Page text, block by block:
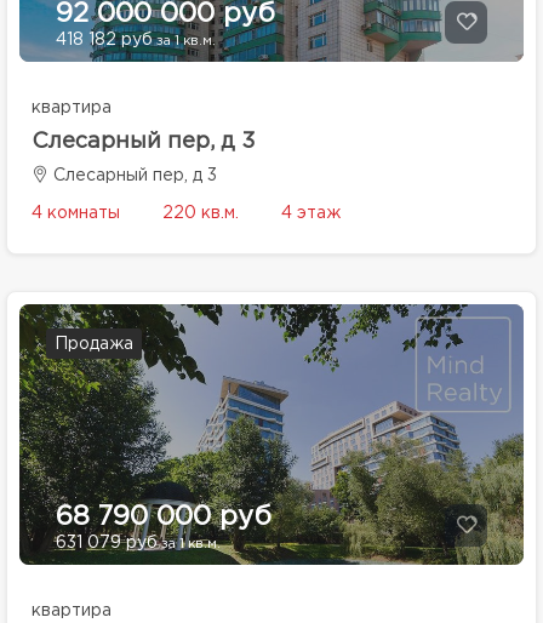
92 000 000 руб
418 182 рубза 1 кв.м.
квартира
Слесарный пер, д 3
Слесарный пер, д 3
4 комнаты 220 кв.м. 4 этаж
Продажа
68 790 000 руб
631 079 рубза 1 кв.м.
квартира